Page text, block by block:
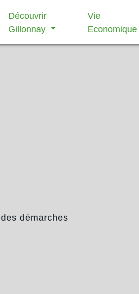
Découvrir
Gillonnay
Vie
Economique
démarches